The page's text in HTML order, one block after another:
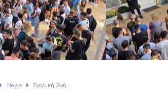
News Σχολική Ζωή